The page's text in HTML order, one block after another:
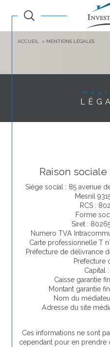
ACCUEIL MENTIONS LÉGALES
Raison sociale
Siège social : 85 avenue
Mesnil
RCS :
Forme
Siret :
Numero TVA
Carte professionnelle T
Préfecture de délivrance
Prefecture
Capital
Caisse garantie
Montant garantie
Nom du
Adresse du site
Ces informations ne sont
cependant pour en prendre